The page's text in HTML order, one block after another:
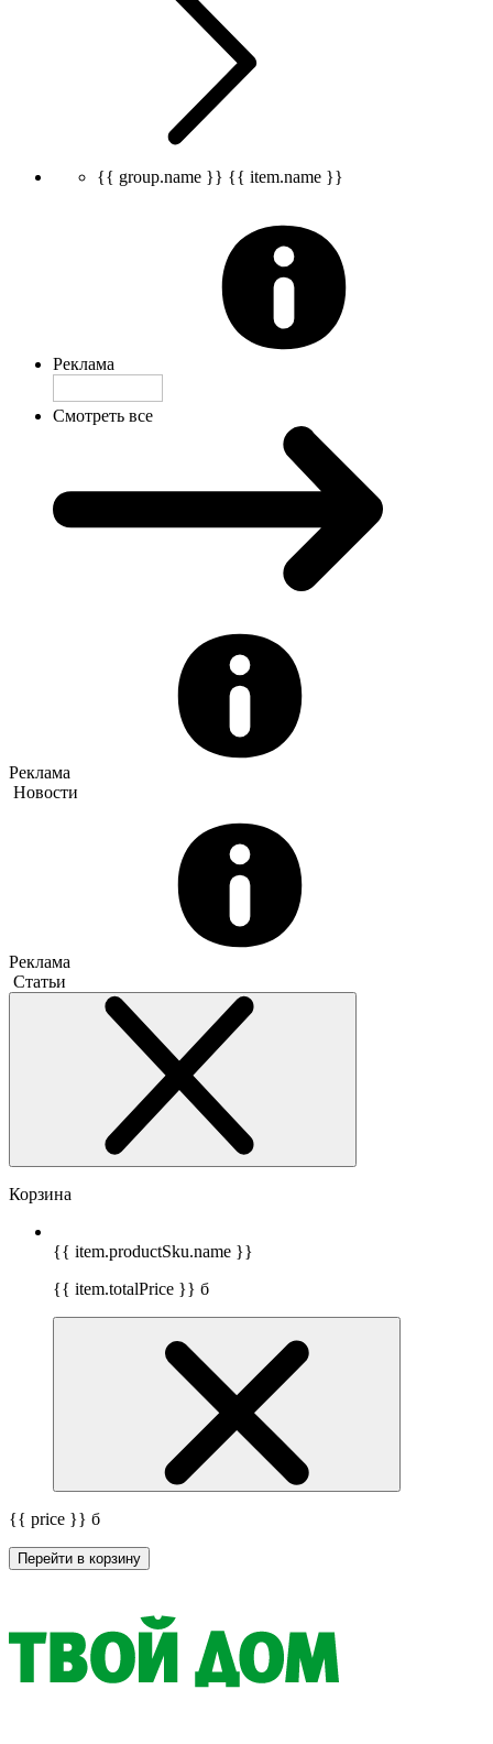
{{ group.name }} {{ item.name }}
Реклама
Смотреть все
Реклама
Новости
Реклама
Статьи
Корзина
{{ item.productSku.name }}
{{ item.totalPrice }} б
{{ price }} б
Перейти в корзину